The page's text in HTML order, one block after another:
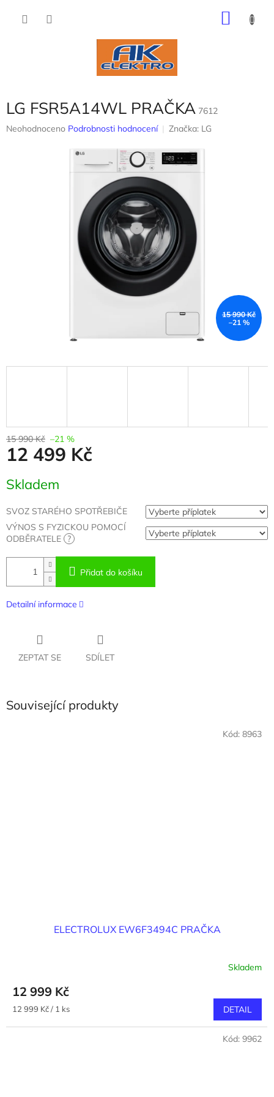
LG FSR5A14WL PRAČKA 7612
Průměrné
Neohodnoceno Podrobnosti hodnocení Značka: LG
15 990 Kč
–21 %
15 990 Kč –21 %
12 499 Kč
cena:
Skladem
SVOZ STARÉHO SPOTŘEBIČE
VÝNOS S FYZICKOU POMOCÍ
ODBĚRATELE
?
Přidat do košíku
Detailní informace
ZEPTAT SE SDÍLET
Související produkty
ELECTROLUX EW6F3494C PRAČKA
Skladem
12 999 Kč
Měrná
12 999 Kč / 1 ks DETAIL
Kód: 8963
Kód: 9962